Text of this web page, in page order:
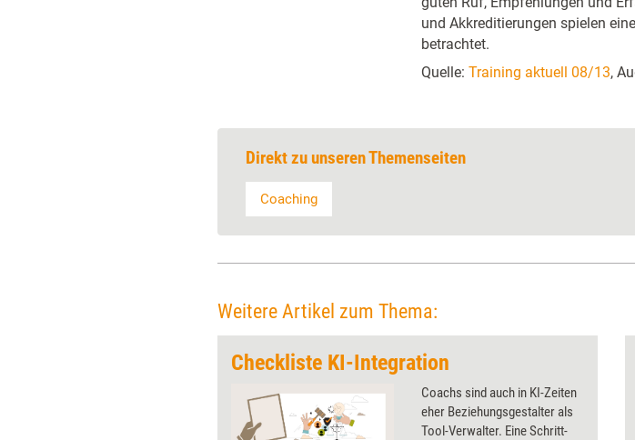
und Akkreditierungen spielen
betrachtet.
Quelle: Training aktuell 08/13,
Direkt zu unseren Themenseiten
Coaching
Weitere Artikel zum Thema:
Checkliste KI-Integration
Coachs sind auch in KI-Zeiten
eher Beziehungsgestalter als
Tool-Verwalter. Eine Schritt-